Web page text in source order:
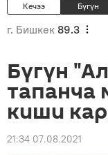
Кечээ Бүгүн
г. Бишкек 89.3
Бүгүн
тапанча
киши
21:34 07.08.2021